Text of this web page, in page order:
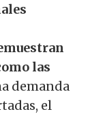
las
demanda
el